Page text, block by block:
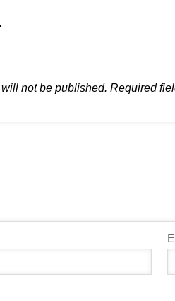
not be published. Required